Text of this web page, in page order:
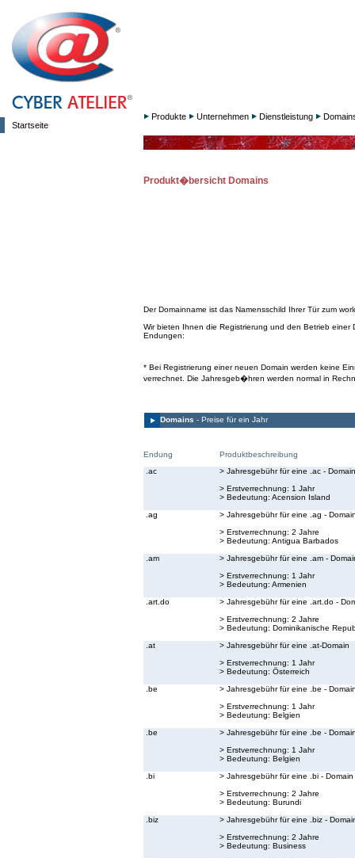
Startseite
Produkte Unternehmen Dienstleistung
Produkt�bersicht Domains
Der Domainname ist das Namensschild Ihrer Tür zum
Wir bieten Ihnen die Registrierung und den Betrieb einer
Endungen:
* Bei Registrierung einer neuen Domain werden keine
verrechnet. Die Jahresgeb�hren werden normal in
Domains - Preise für ein Jahr
Endung
Produktbeschreibung
.ac
> Jahresgebühr für eine .ac - Domain
> Erstverrechnung: 1 Jahr
> Bedeutung: Acension Island
.ag
> Jahresgebühr für eine .ag -
> Erstverrechnung: 2 Jahre
> Bedeutung: Antigua Barbados
.am
> Jahresgebühr für eine .am -
> Erstverrechnung: 1 Jahr
> Bedeutung: Armenien
.art.do
> Jahresgebühr für eine .art.do -
> Erstverrechnung: 2 Jahre
> Bedeutung: Dominikanische
.at
> Jahresgebühr für eine .at-Domain
> Erstverrechnung: 1 Jahr
> Bedeutung: Österreich
.be
> Jahresgebühr für eine .be -
> Erstverrechnung: 1 Jahr
> Bedeutung: Belgien
.be
> Jahresgebühr für eine .be -
> Erstverrechnung: 1 Jahr
> Bedeutung: Belgien
.bi
> Jahresgebühr für eine .bi - Domain
> Erstverrechnung: 2 Jahre
> Bedeutung: Burundi
.biz
> Jahresgebühr für eine .biz -
> Erstverrechnung: 2 Jahre
> Bedeutung: Business